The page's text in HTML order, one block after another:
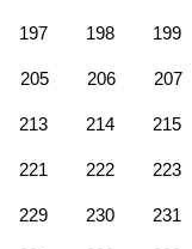
197 198 199
205 206 207
213 214 215
221 222 223
229 230 231